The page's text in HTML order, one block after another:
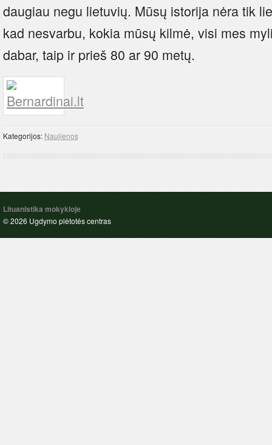
daugiau negu lietuvių. Mūsų istorija nėra tik
kad nesvarbu, kokia mūsų kilmė, visi mes
dabar, taip ir prieš 80 ar 90 metų.
Kategorijos: Naujienos
Lituanistika mokykloje
© 2026 Ugdymo plėtotės centras